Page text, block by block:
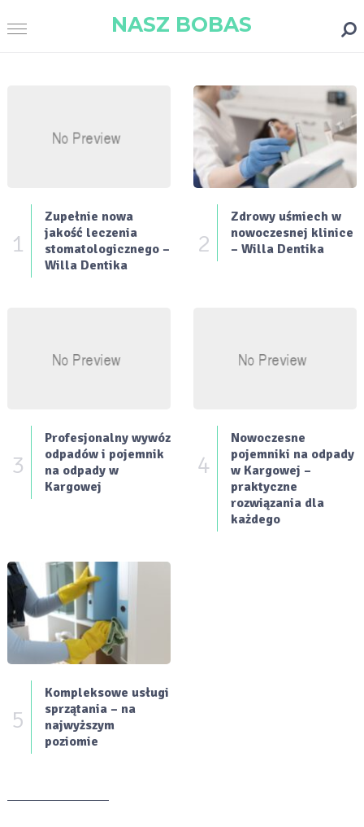
NASZ BOBAS
1
Zupełnie nowa
jakość leczenia
stomatologicznego –
Willa Dentika
2
Zdrowy uśmiech w
nowoczesnej klinice
– Willa Dentika
3
Profesjonalny wywóz
odpadów i pojemnik
na odpady w
Kargowej
4
Nowoczesne
pojemniki na odpady
w Kargowej –
praktyczne
rozwiązania dla
każdego
5
Kompleksowe usługi
sprzątania – na
najwyższym
poziomie